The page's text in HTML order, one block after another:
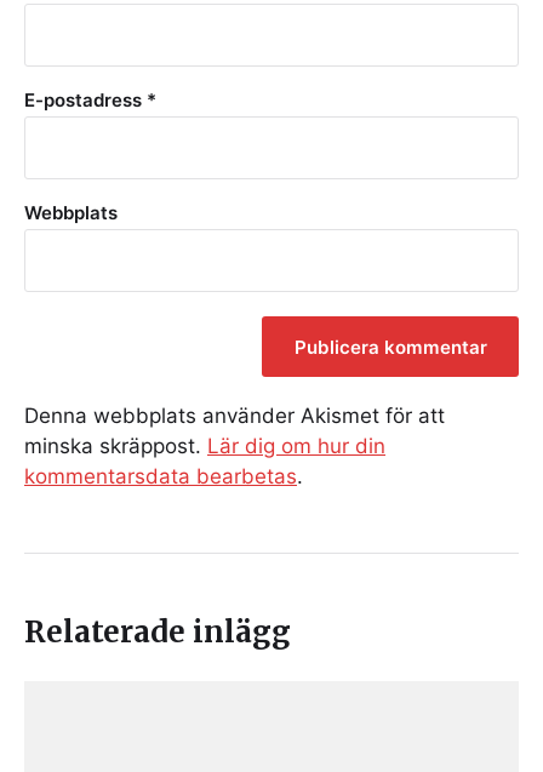
E-postadress *
Webbplats
Denna webbplats använder Akismet för att
minska skräppost. Lär dig om hur din
kommentarsdata bearbetas.
Relaterade inlägg